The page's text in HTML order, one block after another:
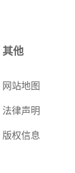
其他
网站地图
法律声明
版权信息